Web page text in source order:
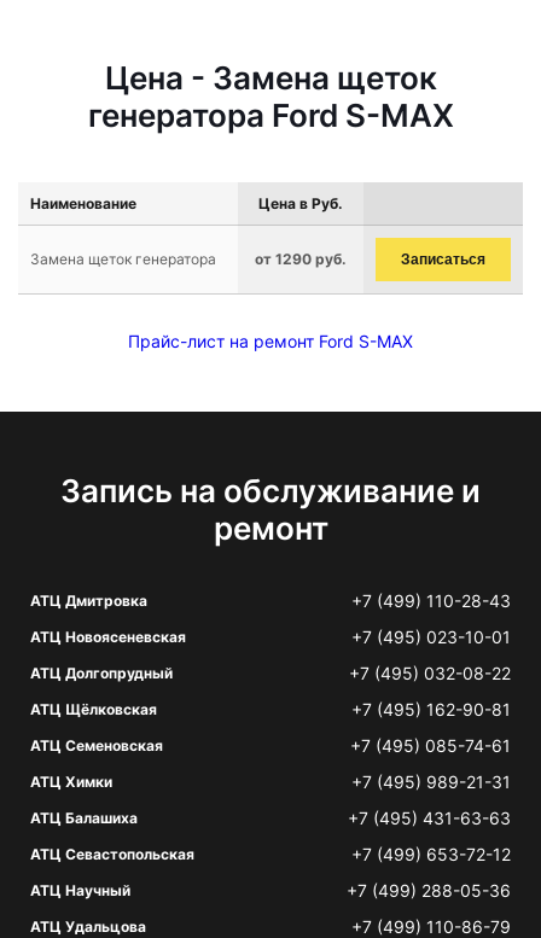
Цена - Замена щеток
генератора Ford S-MAX
Наименование Цена в Руб.
Замена щеток генератора от 1290 руб. Записаться
Прайс-лист на ремонт Ford S-MAX
Запись на обслуживание и
ремонт
АТЦ Дмитровка +7 (499) 110-28-43
АТЦ Новоясеневская +7 (495) 023-10-01
АТЦ Долгопрудный +7 (495) 032-08-22
АТЦ Щёлковская +7 (495) 162-90-81
АТЦ Семеновская +7 (495) 085-74-61
АТЦ Химки +7 (495) 989-21-31
АТЦ Балашиха +7 (495) 431-63-63
АТЦ Севастопольская +7 (499) 653-72-12
АТЦ Научный +7 (499) 288-05-36
АТЦ Удальцова +7 (499) 110-86-79